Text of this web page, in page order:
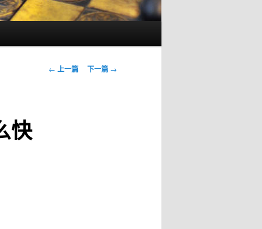
文
← 上一篇 下一篇 →
快